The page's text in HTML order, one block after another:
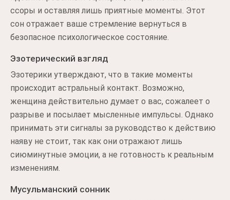
ссоры и оставляя лишь приятные моменты. Этот
сон отражает ваше стремление вернуться в
безопасное психологическое состояние.
Эзотерический взгляд
Эзотерики утверждают, что в такие моменты
происходит астральный контакт. Возможно,
женщина действительно думает о вас, сожалеет о
разрыве и посылает мысленные импульсы. Однако
принимать эти сигналы за руководство к действию
наяву не стоит, так как они отражают лишь
сиюминутные эмоции, а не готовность к реальным
изменениям.
Мусульманский сонник